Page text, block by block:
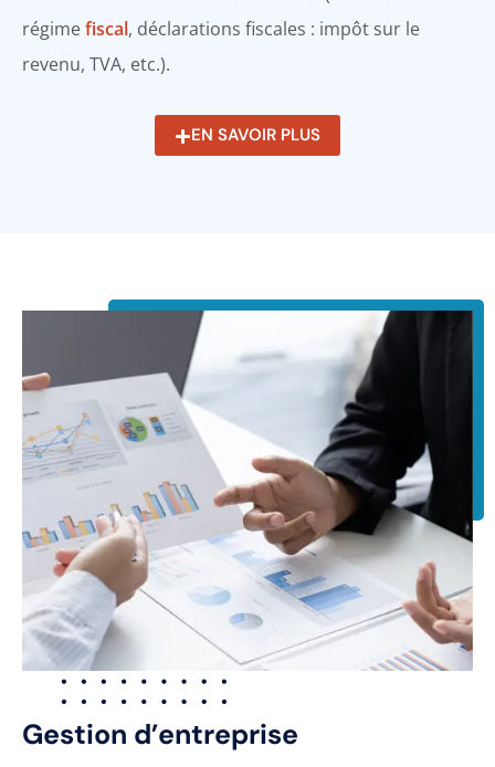
régimefiscal, déclarations fiscales : impôt sur le
revenu, TVA, etc.).
EN SAVOIR PLUS
Gestion d’entreprise